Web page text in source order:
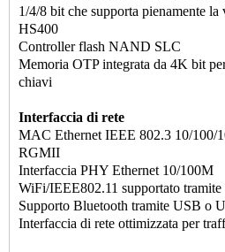
1/4/8 bit che supporta pienamente la
HS400
Controller flash NAND SLC
Memoria OTP integrata da 4K bit
chiavi
Interfaccia di rete
MAC Ethernet IEEE 802.3 10/100/
RGMII
Interfaccia PHY Ethernet 10/100M
WiFi/IEEE802.11 supportato
Supporto Bluetooth tramite USB o
Interfaccia di rete ottimizzata per